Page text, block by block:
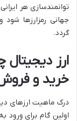
توانمندسازی هر
جهانی رمزارزها
گردد.
ارز دیجیتال
خرید و
درک ماهیت ارزهای
اولین گام برای